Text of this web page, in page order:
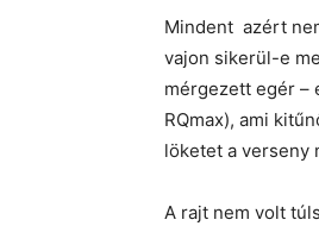
Mindent azért
vajon sikerül-e
mérgezett egér –
RQmax), ami
löketet a verseny
A rajt nem volt